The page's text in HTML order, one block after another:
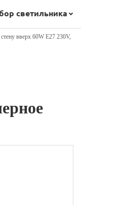
светильника
вверх 60W E27 230V,